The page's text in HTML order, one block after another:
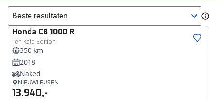
Sorteer resultaten
Honda CB 1000 R
Ten Kate Edition
350 km
2018
Naked
NIEUWLEUSEN
13.940,-